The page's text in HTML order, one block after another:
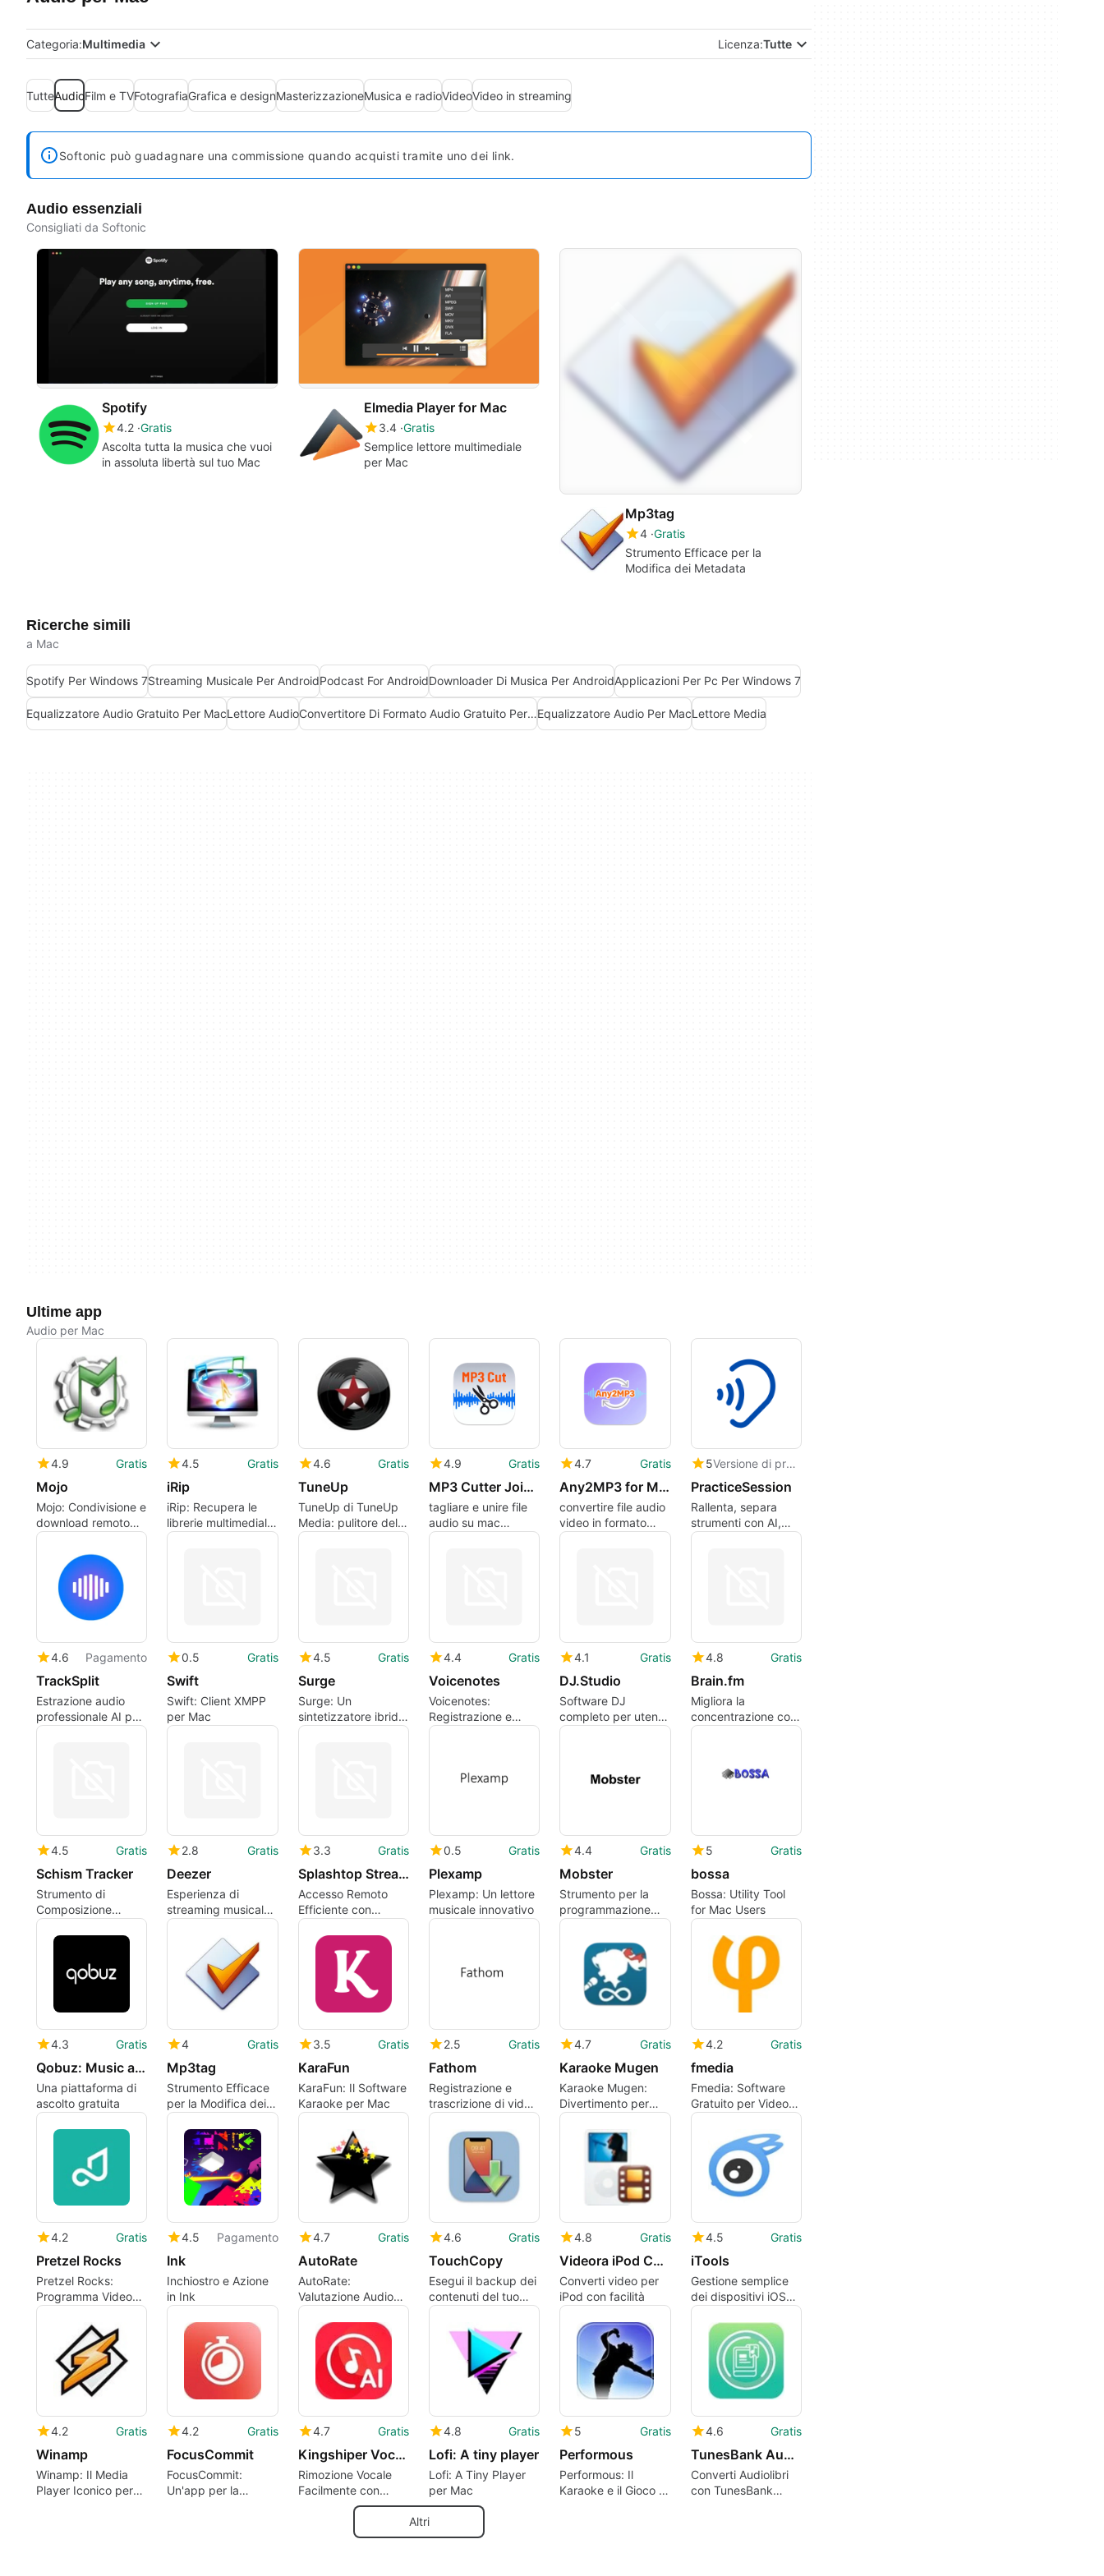
Categoria:Multimedia Licenza:Tutte
TutteAudioFilm e TVFotografiaGrafica e designMasterizzazioneMusica e radioVideoVideo in streaming
Softonic può guadagnare una commissione quando acquisti tramite uno dei link.
Audio essenziali
Consigliati da Softonic
Spotify
4.2 Gratis
Ascolta tutta la musica che vuoi
in assoluta libertà sul tuo Mac
Elmedia Player for Mac
3.4 Gratis
Semplice lettore multimediale
per Mac
Mp3tag
4 Gratis
Strumento Efficace per la
Modifica dei Metadata
Ricerche simili
a Mac
Spotify Per Windows 7Streaming Musicale Per AndroidPodcast For AndroidDownloader Di Musica Per AndroidApplicazioni Per Pc Per Windows 7
Equalizzatore Audio Gratuito Per MacLettore Audio Convertitore Di Formato Audio Gratuito Per MacEqualizzatore Audio Per MacLettore Media
Ultime app
Audio per Mac
4.9 Gratis
Mojo
Mojo: Condivisione e
download remoto
della libreria iTunes
per Mac
4.5 Gratis
iRip
iRip: Recupera le
librerie multimediali
Mac da iPod e
4.6 Gratis
TuneUp
TuneUp di TuneUp
Media: pulitore della
libreria musicale
4.9 Gratis
MP3 Cutter Joiner for Mac
tagliare e unire file
audio su mac
facilmente,
4.7 Gratis
Any2MP3 for Mac
convertire file audio
video in formato
mp3 facilmente su
5 Versione di prova
PracticeSession
Rallenta, separa
strumenti con AI,
crea loop, trasponi e
4.6 Pagamento
TrackSplit
Estrazione audio
professionale AI per
musicisti e
0.5 Gratis
Swift
Swift: Client XMPP
per Mac
4.5 Gratis
Surge
Surge: Un
sintetizzatore ibrido
potente
4.4 Gratis
Voicenotes
Voicenotes:
Registrazione e
Trascrizione
4.1 Gratis
DJ.Studio
Software DJ
completo per utenti
Mac
4.8 Gratis
Brain.fm
Migliora la
concentrazione con
Brain.fm per Mac
4.5 Gratis
Schism Tracker
Strumento di
Composizione
Musicale Schism
Tracker
2.8 Gratis
Deezer
Esperienza di
streaming musicale
completa su Mac
3.3 Gratis
Splashtop Streamer
Accesso Remoto
Efficiente con
Splashtop Streamer
0.5 Gratis
Plexamp
Plexamp: Un lettore
musicale innovativo
4.4 Gratis
Mobster
Strumento per la
programmazione
collaborativa
5 Gratis
bossa
Bossa: Utility Tool
for Mac Users
4.3 Gratis
Qobuz: Music and publishing
Una piattaforma di
ascolto gratuita
4 Gratis
Mp3tag
Strumento Efficace
per la Modifica dei
Metadata
3.5 Gratis
KaraFun
KaraFun: Il Software
Karaoke per Mac
2.5 Gratis
Fathom
Registrazione e
trascrizione di video
conferenze
4.7 Gratis
Karaoke Mugen
Karaoke Mugen:
Divertimento per
tutta la famiglia
4.2 Gratis
fmedia
Fmedia: Software
Gratuito per Video
su Mac
4.2 Gratis
Pretzel Rocks
Pretzel Rocks:
Programma Video
Gratuito per Mac
4.5 Pagamento
Ink
Inchiostro e Azione
in Ink
4.7 Gratis
AutoRate
AutoRate:
Valutazione Audio
Facile per Mac
4.6 Gratis
TouchCopy
Esegui il backup dei
contenuti del tuo
iPod e iPhone senza
4.8 Gratis
Videora iPod Converter
Converti video per
iPod con facilità
4.5 Gratis
iTools
Gestione semplice
dei dispositivi iOS
con iTools
4.2 Gratis
Winamp
Winamp: Il Media
Player Iconico per
4.2 Gratis
FocusCommit
FocusCommit:
Un'app per la
4.7 Gratis
Kingshiper Vocal Remover
Rimozione Vocale
Facilmente con
Kingshiper Vocal
4.8 Gratis
Lofi: A tiny player
Lofi: A Tiny Player
per Mac
5 Gratis
Performous
Performous: Il
Karaoke e il Gioco di
4.6 Gratis
TunesBank Audible Converter
Converti Audiolibri
con TunesBank
Altri